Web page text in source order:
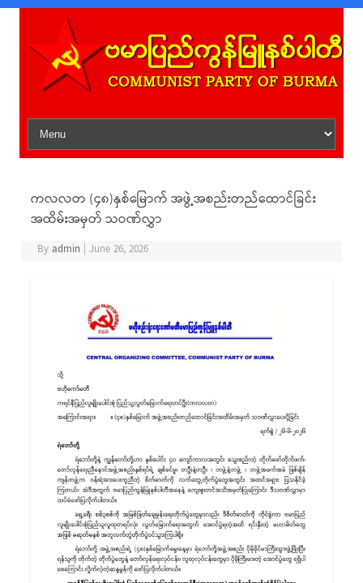
Skip to content
ကလလတ (၄၈)နှစ်မြောက် အဖွဲ့အစည်းတည်ထောင်ခြင်း
အထိမ်းအမှတ် သဝဏ်လွှာ
Byadmin June 26, 2026